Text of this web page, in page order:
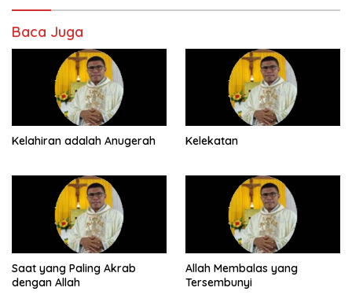
Baca Juga
Kelahiran adalah Anugerah Kelekatan
Saat yang Paling Akrab
dengan Allah
Allah Membalas yang
Tersembunyi